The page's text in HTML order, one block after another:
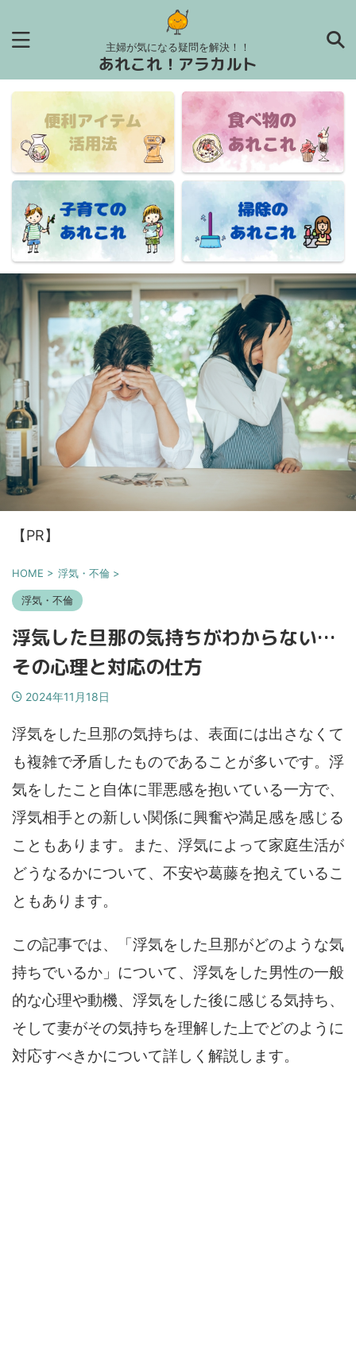
主婦が気になる疑問を解決！！
あれこれ！アラカルト
【PR】
HOME > 浮気・不倫 >
浮気・不倫
浮気した旦那の気持ちがわからない…
その心理と対応の仕方
2024年11月18日
浮気をした旦那の気持ちは、表面には出さなくて
も複雑で矛盾したものであることが多いです。浮
気をしたこと自体に罪悪感を抱いている一方で、
浮気相手との新しい関係に興奮や満足感を感じる
こともあります。また、浮気によって家庭生活が
どうなるかについて、不安や葛藤を抱えているこ
ともあります。
この記事では、「浮気をした旦那がどのような気
持ちでいるか」について、浮気をした男性の一般
的な心理や動機、浮気をした後に感じる気持ち、
そして妻がその気持ちを理解した上でどのように
対応すべきかについて詳しく解説します。